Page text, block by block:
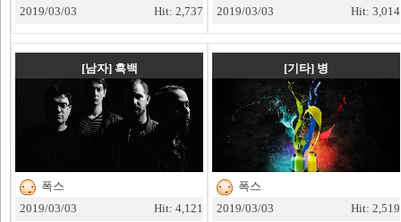
2019/03/03
Hit: 2,737
2019/03/03
Hit: 3,014
[남자] 흑백
폭스
2019/03/03
Hit: 4,121
[기타] 병
폭스
2019/03/03
Hit: 2,519